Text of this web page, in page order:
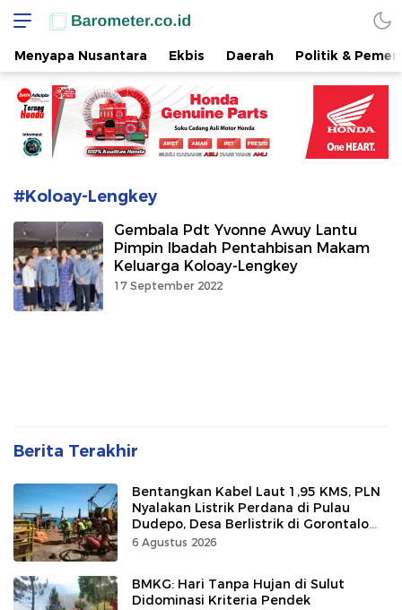
www.barometer.co.id
Berita Terkini di Sulawesi Utara
Menyapa Nusantara Ekbis Daerah Politik &
#Koloay-Lengkey
Gembala Pdt Yvonne Awuy Lantu
Pimpin Ibadah Pentahbisan Makam
Keluarga Koloay-Lengkey
17 September 2022
Berita Terakhir
Bentangkan Kabel Laut 1,95 KMS, PLN
Nyalakan Listrik Perdana di Pulau
Dudepo, Desa Berlistrik di Gorontalo
100 Persen
6 Agustus 2026
BMKG: Hari Tanpa Hujan di Sulut
Didominasi Kriteria Pendek